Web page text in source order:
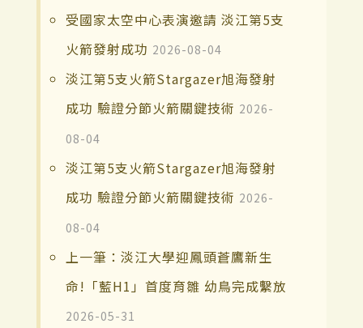
受國家太空中心表演邀請 淡江第5支
火箭發射成功 2026-08-04
淡江第5支火箭Stargazer旭海發射
成功 驗證分節火箭關鍵技術 2026-
08-04
淡江第5支火箭Stargazer旭海發射
成功 驗證分節火箭關鍵技術 2026-
08-04
上一筆：淡江大學迎鳳頭蒼鷹新生
命!「藍H1」首度育雛 幼鳥完成繫放
2026-05-31